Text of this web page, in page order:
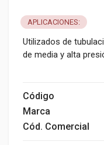
APLICACIONES:
Utilizados de
de media y alta
Código
Marca
Cód. Comercial